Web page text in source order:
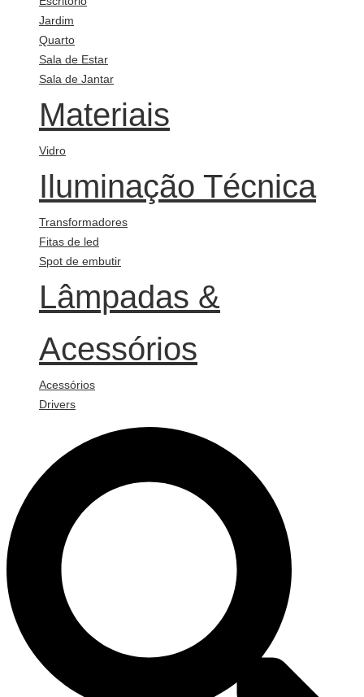
Jardim
Quarto
Sala de Estar
Sala de Jantar
Materiais
Vidro
Iluminação Técnica
Transformadores
Fitas de led
Spot de embutir
Lâmpadas &
Acessórios
Acessórios
Drivers